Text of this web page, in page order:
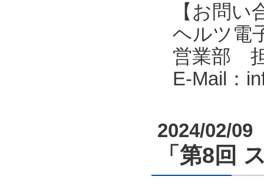
【お問い
ヘルツ電
営業部
E-Mail：
2024/02/09
「第8回